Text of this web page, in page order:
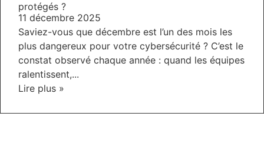
protégés ?
11 décembre 2025
Saviez-vous que décembre est l’un des mois les
plus dangereux pour votre cybersécurité ? C’est le
constat observé chaque année : quand les équipes
ralentissent,...
Lire plus »